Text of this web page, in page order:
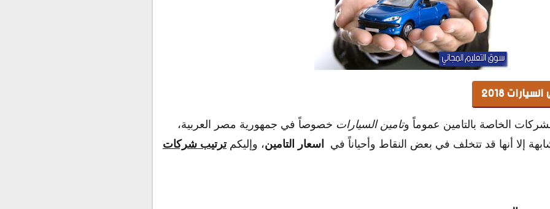
2018
الخاصة بالتامين عموماً وتامين السيارات خصوصاً في جمهورية مصر العربية،
إلا أنها قد تتخلف في بعض النقاط وأحياناً في اسعار التامين، وإليكمترتيب شركات